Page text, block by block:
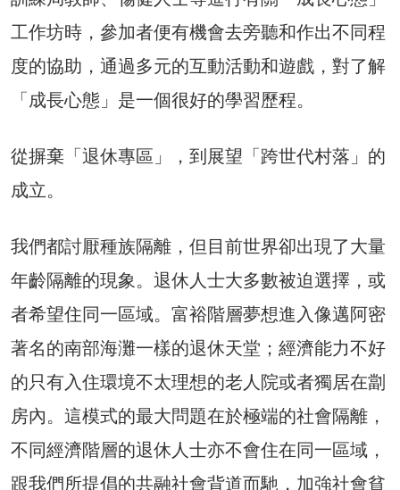
工作坊時，參加者便有機會去旁聽和作出不同程
度的協助，通過多元的互動活動和遊戲，對了解
「成長心態」是一個很好的學習歷程。
從摒棄「退休專區」，到展望「跨世代村落」的
成立。
我們都討厭種族隔離，但目前世界卻出現了大量
年齡隔離的現象。退休人士大多數被迫選擇，或
者希望住同一區域。富裕階層夢想進入像邁阿密
著名的南部海灘一樣的退休天堂；經濟能力不好
的只有入住環境不太理想的老人院或者獨居在劏
房內。這模式的最大問題在於極端的社會隔離，
不同經濟階層的退休人士亦不會住在同一區域，
跟我們所提倡的共融社會背道而馳，加強社會貧